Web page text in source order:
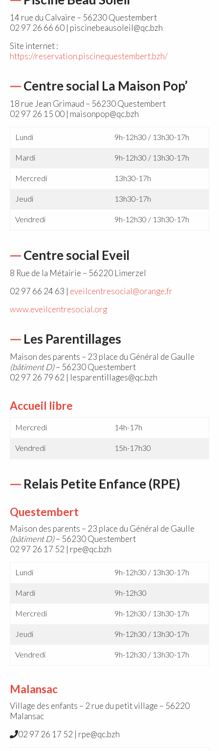
14 rue du Calvaire – 56230 Questembert
02 97 26 66 60 | piscinebeausoleil@qc.bzh
Site internet :
https://reservation.piscinequestembert.bzh/
Centre social La Maison Pop’
18 rue Jean Grimaud – 56230 Questembert
02 97 26 15 00 | maisonpop@qc.bzh
Lundi 9h-12h30 / 13h30-17h
Mardi 9h-12h30 / 13h30-17h
Mercredi 13h30-17h
Jeudi 13h30-17h
Vendredi 9h-12h30 / 13h30-17h
Centre social Eveil
8 Rue de la Métairie – 56220 Limerzel
02 97 66 24 63 | eveilcentresocial@orange.fr
www.eveilcentresocial.org
Les Parentillages
Maison des parents – 23 place du Général de Gaulle
(bâtiment D)– 56230 Questembert
02 97 26 79 62 | lesparentillages@qc.bzh
Accueil libre
Mercredi 14h-17h
Vendredi 15h-17h30
Relais Petite Enfance (RPE)
Questembert
Maison des parents – 23 place du Général de Gaulle
(bâtiment D)– 56230 Questembert
02 97 26 17 52 | rpe@qc.bzh
Lundi 9h-12h30 / 13h30-17h
Mardi 9h-12h30
Mercredi 9h-12h30 / 13h30-17h
Jeudi 9h-12h30 / 13h30-17h
Vendredi 9h-12h30 / 13h30-17h
Malansac
Village des enfants – 2 rue du petit village – 56220
Malansac
02 97 26 17 52 | rpe@qc.bzh